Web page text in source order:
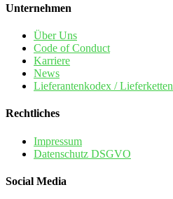
Unternehmen
Über Uns
Code of Conduct
Karriere
News
Lieferantenkodex / Lieferketten
Rechtliches
Impressum
Datenschutz DSGVO
Social Media